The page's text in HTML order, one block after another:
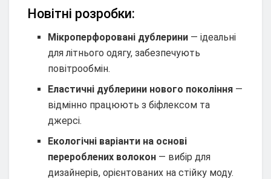
Новітні розробки:
Мікроперфоровані дублерини — ідеальні
для літнього одягу, забезпечують
повітрообмін.
Еластичні дублерини нового покоління —
відмінно працюють з біфлексом та
джерсі.
Екологічні варіанти на основі
перероблених волокон — вибір для
дизайнерів, орієнтованих на стійку моду.